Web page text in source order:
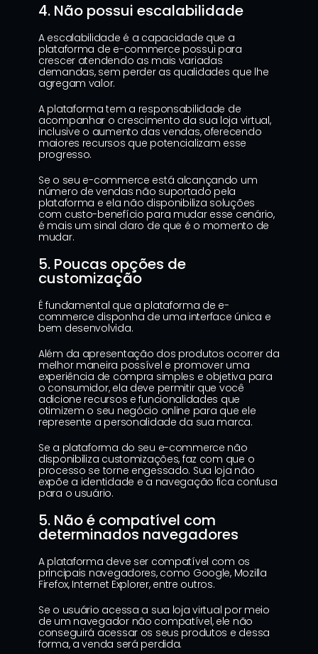
4. Não possui escalabilidade
A escalabilidade é a capacidade que a
plataforma de e-commerce possui para
crescer atendendo as mais variadas
demandas, sem perder as qualidades que lhe
agregam valor.
A plataforma tem a responsabilidade de
acompanhar o crescimento da sua loja virtual,
inclusive o aumento das vendas, oferecendo
maiores recursos que potencializam esse
progresso.
Se o seu e-commerce está alcançando um
número de vendas não suportado pela
plataforma e ela não disponibiliza soluções
com custo-benefício para mudar esse cenário,
é mais um sinal claro de que é o momento de
mudar.
5. Poucas opções de
customização
É fundamental que a plataforma de e-
commerce disponha de uma interface única e
bem desenvolvida.
Além da apresentação dos produtos ocorrer da
melhor maneira possível e promover uma
experiência de compra simples e objetiva para
o consumidor, ela deve permitir que você
adicione recursos e funcionalidades que
otimizem o seu negócio online para que ele
represente a personalidade da sua marca.
Se a plataforma do seu e-commerce não
disponibiliza customizações, faz com que o
processo se torne engessado. Sua loja não
expõe a identidade e a navegação fica confusa
para o usuário.
5. Não é compatível com
determinados navegadores
A plataforma deve ser compatível com os
principais navegadores, como Google, Mozilla
Firefox, Internet Explorer, entre outros.
Se o usuário acessa a sua loja virtual por meio
de um navegador não compatível, ele não
conseguirá acessar os seus produtos e dessa
forma, a venda será perdida.